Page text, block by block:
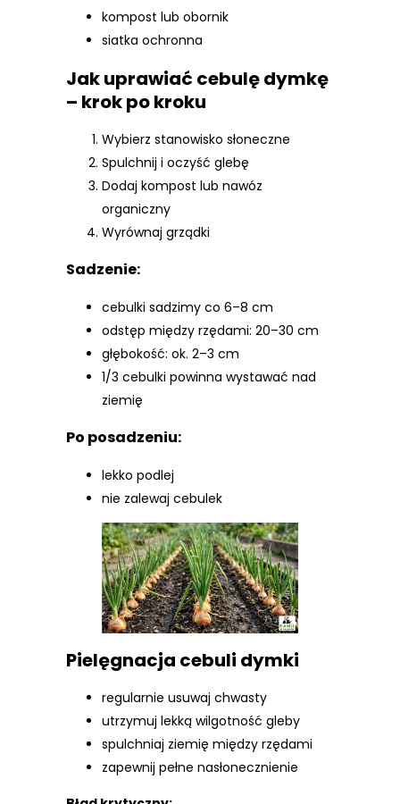
kompost lub obornik
siatka ochronna
Jak uprawiać cebulę dymkę
– krok po kroku
Wybierz stanowisko słoneczne
Spulchnij i oczyść glebę
Dodaj kompost lub nawóz
organiczny
Wyrównaj grządki
Sadzenie:
cebulki sadzimy co 6–8 cm
odstęp między rzędami: 20–30 cm
głębokość: ok. 2–3 cm
1/3 cebulki powinna wystawać nad
ziemię
Po posadzeniu:
lekko podlej
nie zalewaj cebulek
Pielęgnacja cebuli dymki
regularnie usuwaj chwasty
utrzymuj lekką wilgotność gleby
spulchniaj ziemię między rzędami
zapewnij pełne nasłonecznienie